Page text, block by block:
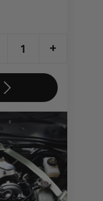
+